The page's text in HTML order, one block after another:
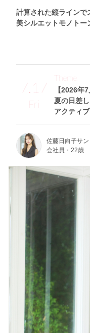
計算された縦ラインで
美シルエットモノトー
7.17
Fri
【2026年
夏の日差
アクティ
Theme
佐藤日向子サ
会社員・22歳